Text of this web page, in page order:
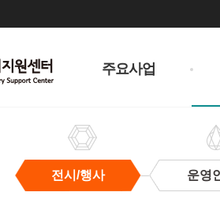
주요사업
전시/행사 운영